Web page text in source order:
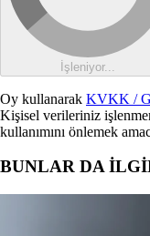
İşleniyor...
Oy kullanarak KVKK /
Kişisel verileriniz
kullanımını önlemek
BUNLAR DA